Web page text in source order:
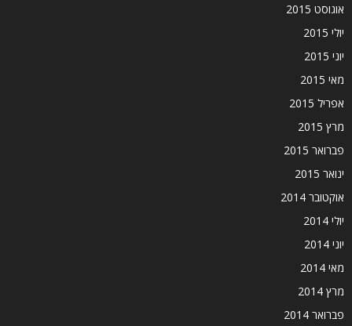
אוגוסט 2015
יולי 2015
יוני 2015
מאי 2015
אפריל 2015
מרץ 2015
פברואר 2015
ינואר 2015
אוקטובר 2014
יולי 2014
יוני 2014
מאי 2014
מרץ 2014
פברואר 2014